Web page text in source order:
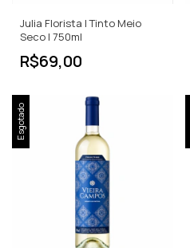
Julia Florista | Tinto Meio
Seco | 750ml
R$69,00
Esgotado